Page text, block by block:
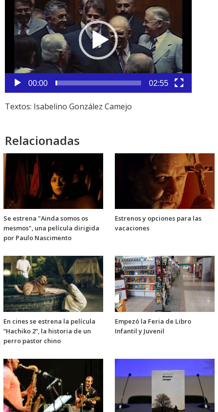
vídeo
00:00 02:55
Textos: Isabelino González Camejo
Relacionadas
Se estrena "Ainda somos os
mesmos", una película dirigida
por Paulo Nascimento
Estrenos y opciones para las
vacaciones
En cines se estrena la película
“Hachiko 2”, la historia de un
perro pastor chino
Empezó la Feria de Libro
Infantil y Juvenil